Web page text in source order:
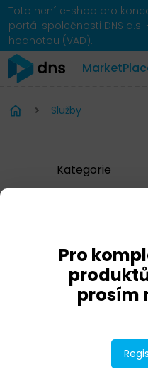
Toto není e-shop pro
portál společnosti DNS
hodnotou (VAD).
Služby
Kategorie
CheckPoint
Dell Technologies
Pro
prosím